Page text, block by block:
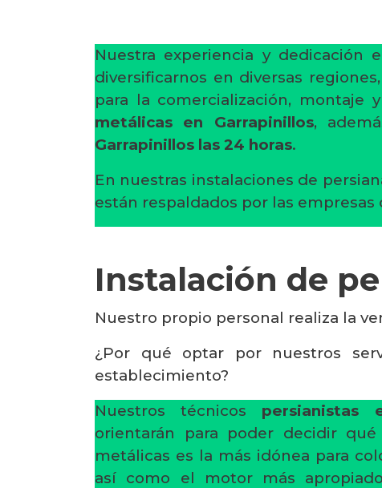
Nuestra experiencia y
diversificarnos en diversas
para la comercialización, montaje
metálicas en Garrapinillos,
Garrapinillos las 24 horas.
En nuestras instalaciones de
están respaldados por las
Instalación de
Nuestro propio personal realiza la
¿Por qué optar por nuestros
establecimiento?
Nuestros técnicos persianistas
orientarán para poder decidir
metálicas es la más idónea para
así como el motor más